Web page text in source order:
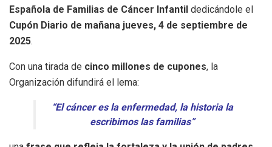
Española de Familias de Cáncer Infantil dedicándole el
Cupón Diario de mañana jueves, 4 de septiembre de
2025.
Con una tirada de cinco millones de cupones, la
Organización difundirá el lema:
“El cáncer es la enfermedad, la historia la
escribimos las familias”